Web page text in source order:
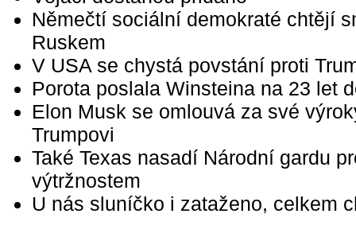
Němečtí sociální demokraté chtějí
Ruskem
V USA se chystá povstání proti
Porota poslala Winsteina na 23 let
Elon Musk se omlouvá za své
Trumpovi
Také Texas nasadí Národní gardu
výtržnostem
U nás sluníčko i zataženo, celkem